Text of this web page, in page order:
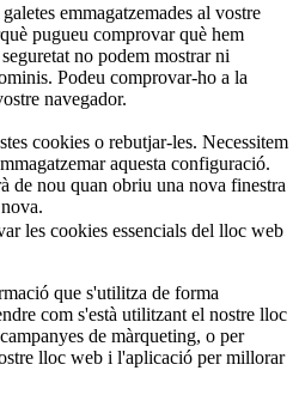
emmagatzemades al vostre
pugueu comprovar què hem
no podem mostrar ni
Podeu comprovar-ho a la
navegador.
cookies o rebutjar-les. Necessitem
aquesta configuració.
de nou quan obriu una nova finestra
les cookies essencials del lloc web
que s'utilitza de forma
com s'està utilitzant el nostre lloc
de màrqueting, o per
lloc web i l'aplicació per millorar